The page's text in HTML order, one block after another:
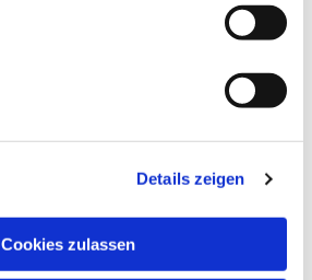
Details zeigen
Cookies zulassen